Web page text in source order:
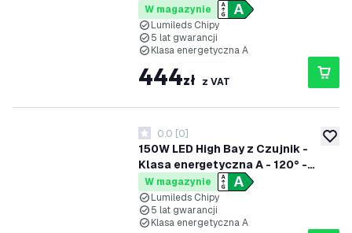
192lm/W - 4000K - IP65 -
Możliwość przyciemniania
W magazynie
Lumileds Chipy
5 lat gwarancji
Klasa energetyczna A
444zł z VAT
150W LED High Bay z Czujnik -
Klasa energetyczna A - 120° -
192lm/W - 4000K - IP65 -
Możliwość przyciemniania
0 Gwiazdki oceny
0.0 [0]
W magazynie
Lumileds Chipy
5 lat gwarancji
Klasa energetyczna A